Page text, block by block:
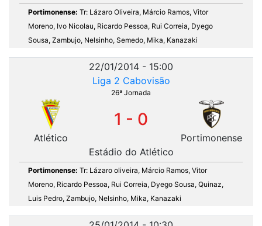
Portimonense: Tr: Lázaro Oliveira, Márcio Ramos, Vitor
Moreno, Ivo Nicolau, Ricardo Pessoa, Rui Correia, Dyego
Sousa, Zambujo, Nelsinho, Semedo, Mika, Kanazaki
22/01/2014 - 15:00
Liga 2 Cabovisão
26ª Jornada
Atlético
1 - 0
Portimonense
Estádio do Atlético
Portimonense: Tr: Lázaro oliveira, Márcio Ramos, Vitor
Moreno, Ricardo Pessoa, Rui Correia, Dyego Sousa, Quinaz,
Luis Pedro, Zambujo, Nelsinho, Mika, Kanazaki